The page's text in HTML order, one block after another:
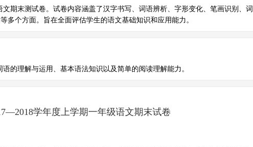
期末测试卷。试卷内容涵盖了汉字书写、词语辨析、字形变化、笔画识别、词
多个方面。旨在全面评估学生的语文基础知识和应用能力。
的理解与运用、基本语法知识以及简单的阅读理解能力。
学年度上学期一年级语文期末试卷